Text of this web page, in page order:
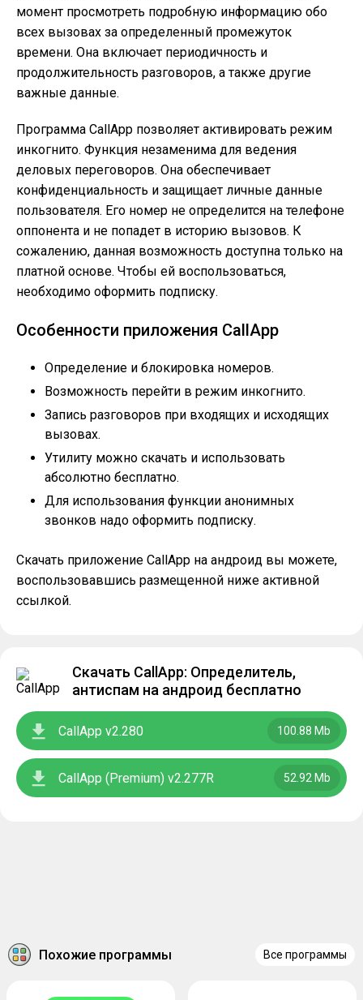
момент просмотреть подробную информацию обо
всех вызовах за определенный промежуток
времени. Она включает периодичность и
продолжительность разговоров, а также другие
важные данные.
Программа CallApp позволяет активировать режим
инкогнито. Функция незаменима для ведения
деловых переговоров. Она обеспечивает
конфиденциальность и защищает личные данные
пользователя. Его номер не определится на телефоне
оппонента и не попадет в историю вызовов. К
сожалению, данная возможность доступна только на
платной основе. Чтобы ей воспользоваться,
необходимо оформить подписку.
Особенности приложения CallApp
Определение и блокировка номеров.
Возможность перейти в режим инкогнито.
Запись разговоров при входящих и исходящих
вызовах.
Утилиту можно скачать и использовать
абсолютно бесплатно.
Для использования функции анонимных
звонков надо оформить подписку.
Скачать приложение CallApp на андроид вы можете,
воспользовавшись размещенной ниже активной
ссылкой.
Скачать CallApp: Определитель,
антиспам на андроид бесплатно
CallApp v2.280 100.88 Mb
CallApp (Premium) v2.277R 52.92 Mb
Похожие программы Все программы